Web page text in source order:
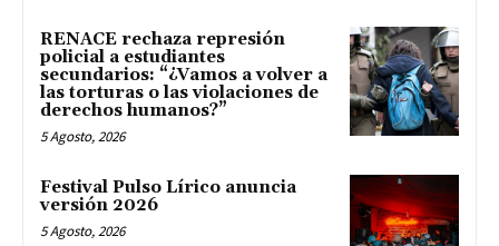
RENACE rechaza represión
policial a estudiantes
secundarios: “¿Vamos a volver a
las torturas o las violaciones de
derechos humanos?”
5 Agosto, 2026
Festival Pulso Lírico anuncia
versión 2026
5 Agosto, 2026